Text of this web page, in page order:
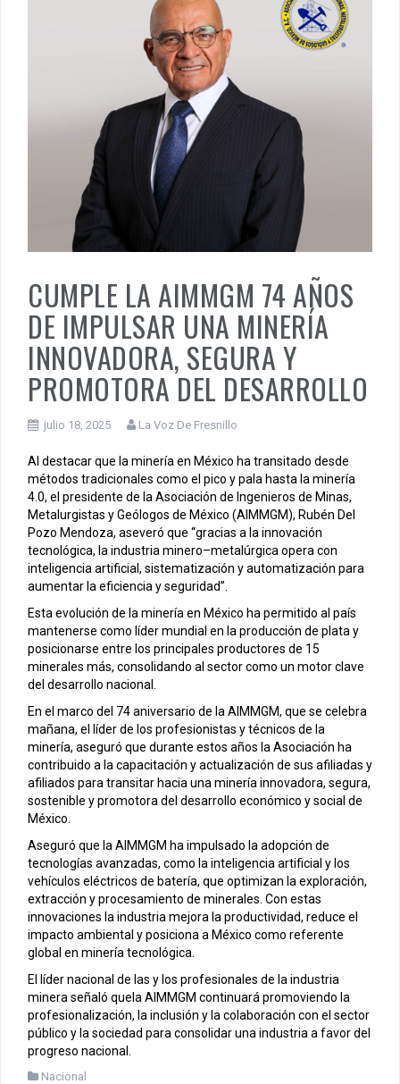
CUMPLE LA AIMMGM 74 AÑOS
DE IMPULSAR UNA MINERÍA
INNOVADORA, SEGURA Y
PROMOTORA DEL DESARROLLO
julio 18, 2025 La Voz De Fresnillo
Al destacar que la minería en México ha transitado desde
métodos tradicionales como el pico y pala hasta la minería
4.0, el presidente de la Asociación de Ingenieros de Minas,
Metalurgistas y Geólogos de México (AIMMGM), Rubén Del
Pozo Mendoza, aseveró que “gracias a la innovación
tecnológica, la industria minero–metalúrgica opera con
inteligencia artificial, sistematización y automatización para
aumentar la eficiencia y seguridad”.
Esta evolución de la minería en México ha permitido al país
mantenerse como líder mundial en la producción de plata y
posicionarse entre los principales productores de 15
minerales más, consolidando al sector como un motor clave
del desarrollo nacional.
En el marco del 74 aniversario de la AIMMGM, que se celebra
mañana, el líder de los profesionistas y técnicos de la
minería, aseguró que durante estos años la Asociación ha
contribuido a la capacitación y actualización de sus afiliadas y
afiliados para transitar hacia una minería innovadora, segura,
sostenible y promotora del desarrollo económico y social de
México.
Aseguró que la AIMMGM ha impulsado la adopción de
tecnologías avanzadas, como la inteligencia artificial y los
vehículos eléctricos de batería, que optimizan la exploración,
extracción y procesamiento de minerales. Con estas
innovaciones la industria mejora la productividad, reduce el
impacto ambiental y posiciona a México como referente
global en minería tecnológica.
El líder nacional de las y los profesionales de la industria
minera señaló quela AIMMGM continuará promoviendo la
profesionalización, la inclusión y la colaboración con el sector
público y la sociedad para consolidar una industria a favor del
progreso nacional.
Nacional